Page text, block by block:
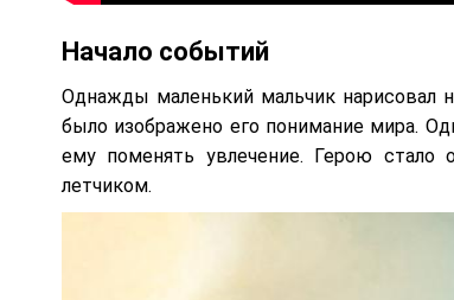
Начало событий
Однажды маленький мальчик
было изображено его понимание мира.
ему поменять увлечение. Герою стало
летчиком.